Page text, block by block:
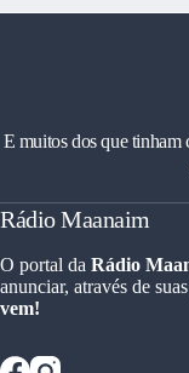
E muitos dos que tinham
Rádio Maanaim
O portal da Rádio
anunciar, através de
vem!